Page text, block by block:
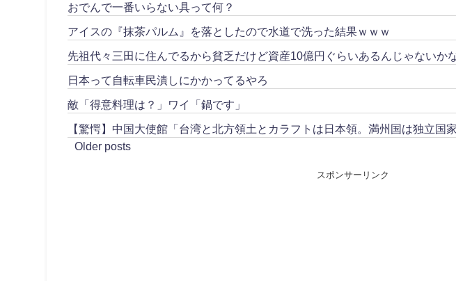
おでんで一番いらない具って何？
アイスの『抹茶パルム』を落としたので水道で洗った結果ｗｗｗ
先祖代々三田に住んでるから貧乏だけど資産10億円ぐらいあるんじゃないか
日本って自転車民潰しにかかってるやろ
敵「得意料理は？」ワイ「鍋です」
【驚愕】中国大使館「台湾と北方領土とカラフトは日本領。満州国は独立国家
Older posts
スポンサーリンク